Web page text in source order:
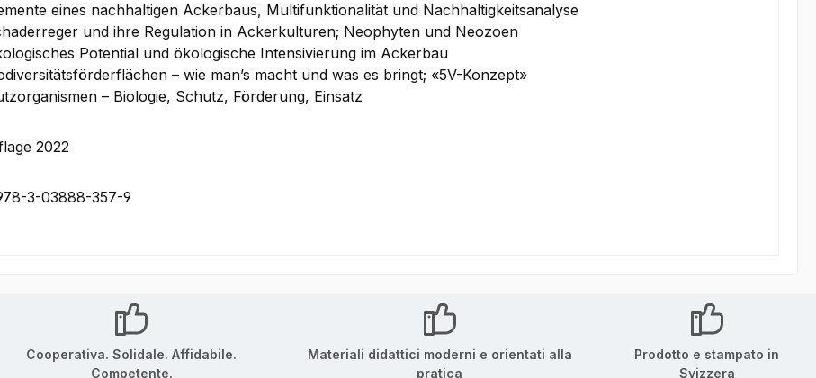
eines nachhaltigen Ackerbaus, Multifunktionalität und Nachhaltigkeitsanalyse
und ihre Regulation in Ackerkulturen; Neophyten und Neozoen
Potential und ökologische Intensivierung im Ackerbau
– wie man’s macht und was es bringt; «5V-Konzept»
– Biologie, Schutz, Förderung, Einsatz
2022
3-03888-357-9
Cooperativa. Solidale. Affidabile.
Competente.
Materiali didattici moderni e orientati alla
pratica
Prodotto e stampato in
Svizzera